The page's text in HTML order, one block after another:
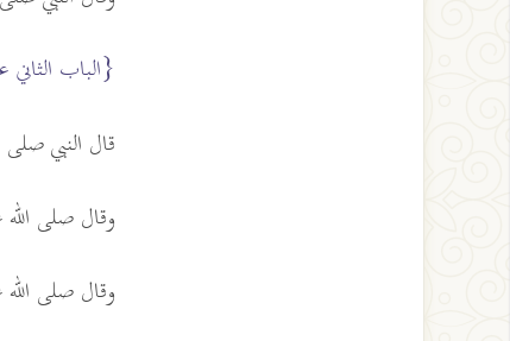
{الباب
قال النبي
وقال صلى
وقال صلى